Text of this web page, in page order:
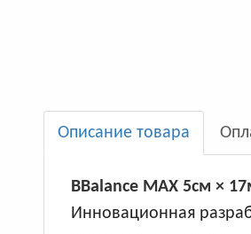
Описание товара
BBalance MAX 5см ×
Инновационная